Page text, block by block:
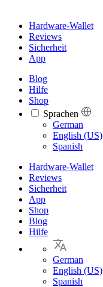
Hardware-Wallet
Reviews
Sicherheit
App
Blog
Hilfe
Shop
Sprachen
Languages
German
English (US)
Spanish
Hardware-Wallet
Reviews
Sicherheit
App
Shop
Blog
Hilfe
German
English (US)
Spanish